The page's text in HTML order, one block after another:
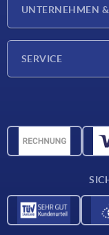
UNTERNEHMEN
SERVICE